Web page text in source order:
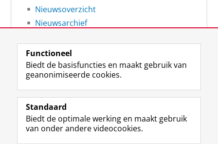
Nieuwsoverzicht
Nieuwsarchief
Volg de RUG
F
a
e
b
L
i
k
e
R
S
-
f
I
n
t
Y
o
T
Studiekiezers
Functioneel
Biedt de basisfuncties en maakt gebruik van
geanonimiseerde cookies.
Standaard
Biedt de optimale werking en maakt gebruik
van onder andere videocookies.